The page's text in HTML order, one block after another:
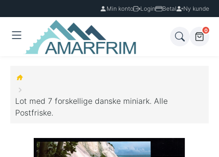
Min konto Login Betal Ny kunde
0
Lot med 7 forskellige danske miniark. Alle
Postfriske.